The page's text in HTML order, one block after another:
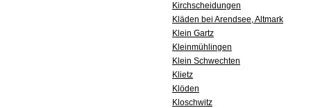
Kirchscheidungen
Kläden bei Arendsee, Altmark
Klein Gartz
Kleinmühlingen
Klein Schwechten
Klietz
Klöden
Kloschwitz